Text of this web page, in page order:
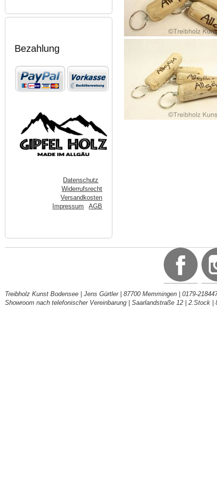
Bezahlung
Datenschutz
Widerrufsrecht
Versandkosten
Impressum
AGB
Treibholz Kunst Bodensee | Jens Gürtler | 87700 Memmingen | 0179-
Showroom nach telefonischer Vereinbarung | Saarlandstraße 12 | 2.Stock |